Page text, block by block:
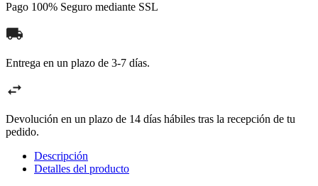
Pago 100% Seguro mediante SSL
Entrega en un plazo de 3-7 días.
Devolución en un plazo de 14 días hábiles tras la recepción de tu
pedido.
Descripción
Detalles del producto